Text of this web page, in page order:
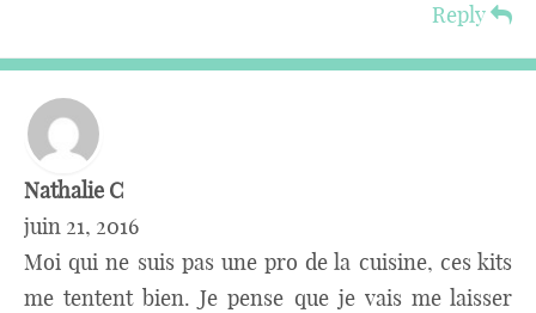
Reply
Nathalie C
juin 21, 2016
Moi qui ne suis pas une pro de la cuisine, ces kits
me tentent bien. Je pense que je vais me laisser